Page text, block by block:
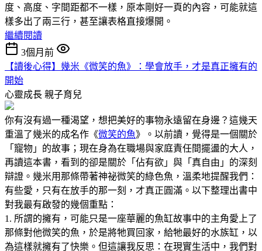
度、高度、字間距都不一樣，原本剛好一頁的內容，可能就這
樣多出了兩三行，甚至讓表格直接爆開。
繼續閱讀
3個月前
【讀後心得】幾米《微笑的魚》：學會放手，才是真正擁有的
開始
心靈成長 親子育兒
你有沒有過一種渴望，想把美好的事物永遠留在身邊？這幾天
重溫了幾米的成名作《微笑的魚》。以前讀，覺得是一個關於
「寵物」的故事；現在身為在職場與家庭責任間擺盪的大人，
再讀這本書，看到的卻是關於「佔有欲」與「真自由」的深刻
辯證。幾米用那條帶著神祕微笑的綠色魚，溫柔地提醒我們：
有些愛，只有在放手的那一刻，才真正圓滿。以下整理出書中
對我最有啟發的幾個重點：
1. 所謂的擁有，可能只是一座華麗的魚缸故事中的主角愛上了
那條對他微笑的魚，於是將牠買回家，給牠最好的水族缸，以
為這樣就擁有了快樂。但這讓我反思：在現實生活中，我們對